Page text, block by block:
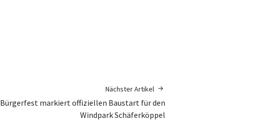
Nächster Artikel
Bürgerfest markiert offiziellen Baustart für den
Windpark Schäferköppel